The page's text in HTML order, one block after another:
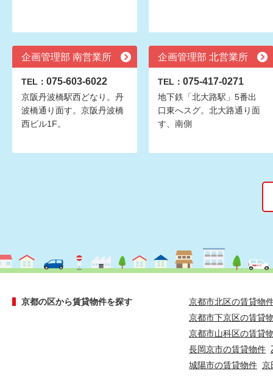
企画管理部 南営業所
TEL： 075-603-6022
京阪丹波橋駅西どなり。丹
波橋通り面す。京阪丹波橋
西ビル1F。
企画管理部 北営業所
TEL： 075-417-0271
地下鉄「北大路駅」5番出
口東へスグ。北大路通り面
す、南側
京都の区から賃貸物件を探す
京都市北区の賃貸物
京都市下京区の賃貸
京都市山科区の賃貸
長岡京市の賃貸物件
城陽市の賃貸物件 京